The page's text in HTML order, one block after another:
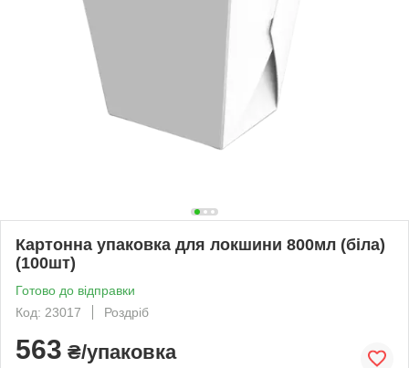
Картонна упаковка для локшини 800мл (біла)
(100шт)
Готово до відправки
Код: 23017
Роздріб
563 ₴/упаковка